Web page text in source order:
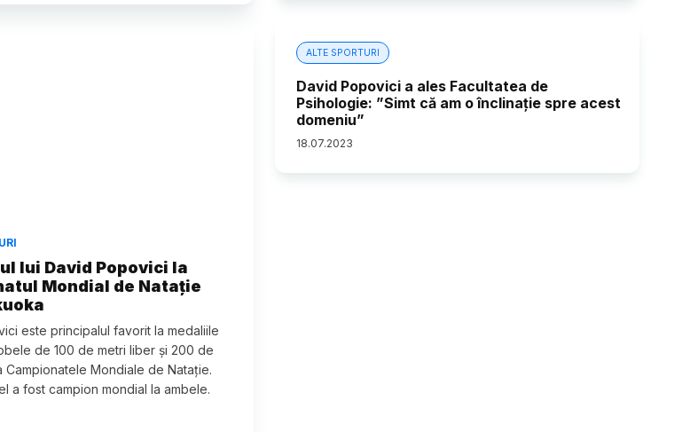
lui David Popovici la
Mondial de Natație
este principalul favorit la medaliile
de 100 de metri liber și 200 de
Campionatele Mondiale de Natație.
a fost campion mondial la ambele.
ALTE SPORTURI
David Popovici a ales Facultatea de
Psihologie: ”Simt că am o înclinație spre acest
domeniu”
18.07.2023